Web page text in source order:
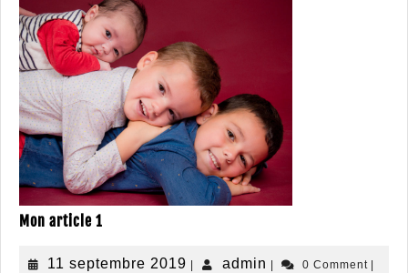
Mon article 1
11 septembre 2019 | admin | 0 Comment |